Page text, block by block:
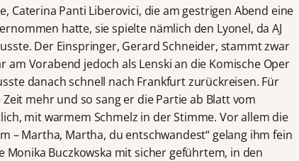
Caterina Panti Liberovici, die am gestrigen Abend eine
hatte, sie spielte nämlich den Lyonel, da AJ
Der Einspringer, Gerard Schneider, stammt zwar
am Vorabend jedoch als Lenski an die Komische Oper
danach schnell nach Frankfurt zurückreisen. Für
mehr und so sang er die Partie ab Blatt vom
mit warmem Schmelz in der Stimme. Vor allem die
– Martha, Martha, du entschwandest“ gelang ihm fein
Buczkowska mit sicher geführtem, in den